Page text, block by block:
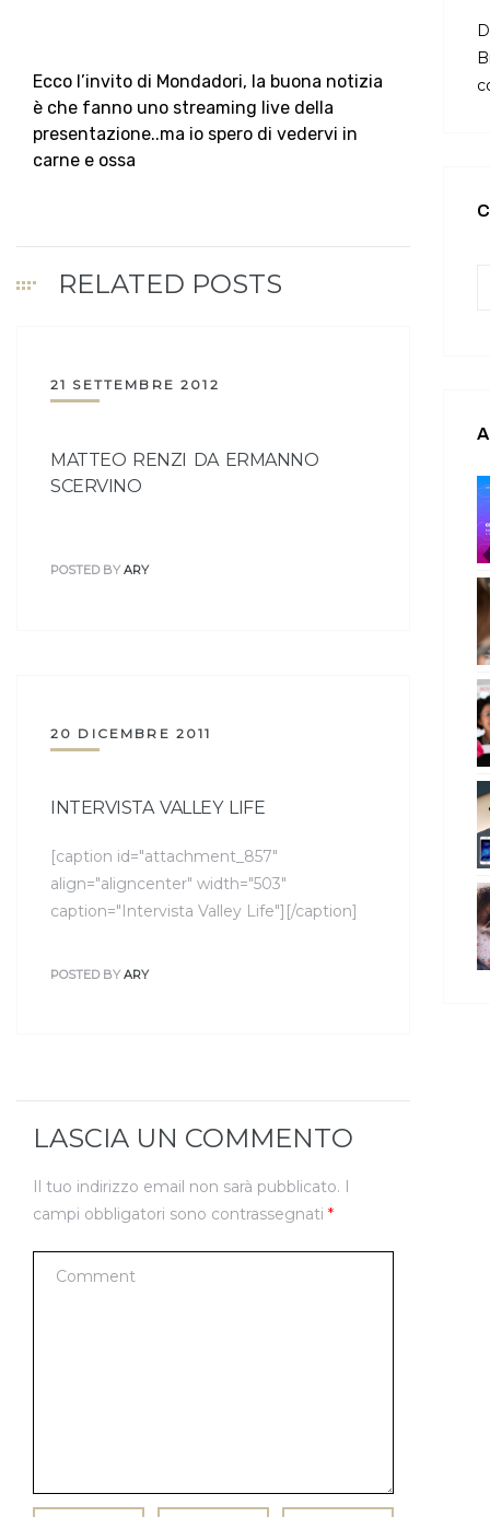
Ecco l’invito di Mondadori, la buona notizia
è che fanno uno streaming live della
presentazione..ma io spero di vedervi in
carne e ossa
RELATED POSTS
21 SETTEMBRE 2012
MATTEO RENZI DA ERMANNO
SCERVINO
POSTED BY ARY
20 DICEMBRE 2011
INTERVISTA VALLEY LIFE
[caption id="attachment_857"
align="aligncenter" width="503"
caption="Intervista Valley Life"][/caption]
POSTED BY ARY
LASCIA UN COMMENTO
Il tuo indirizzo email non sarà pubblicato.
campi obbligatori sono contrassegnati *